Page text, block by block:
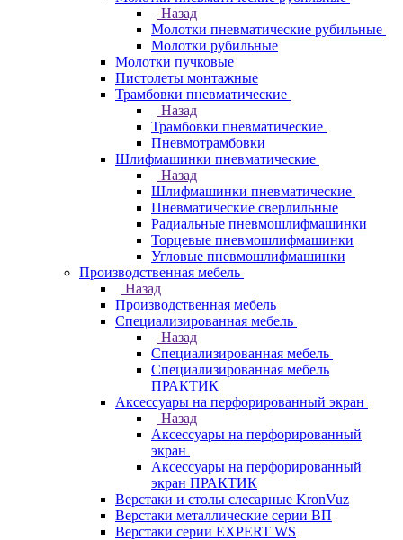
Назад
Молотки пневматические рубильные
Молотки рубильные
Молотки пучковые
Пистолеты монтажные
Трамбовки пневматические
Назад
Трамбовки пневматические
Пневмотрамбовки
Шлифмашинки пневматические
Назад
Шлифмашинки пневматические
Пневматические сверлильные
Радиальные пневмошлифмашинки
Торцевые пневмошлифмашинки
Угловые пневмошлифмашинки
Производственная мебель
Назад
Производственная мебель
Cпециализированная мебель
Назад
Cпециализированная мебель
Специализированная мебель
ПРАКТИК
Аксессуары на перфорированный экран
Назад
Аксессуары на перфорированный
экран
Аксессуары на перфорированный
экран ПРАКТИК
Верстаки и столы слесарные KronVuz
Верстаки металлические серии ВП
Верстаки серии EXPERT WS